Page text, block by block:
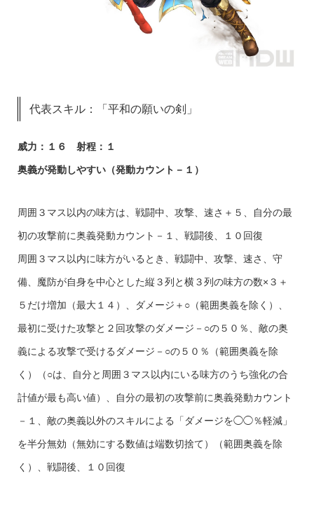
代表スキル：「平和の願いの剣」
威力：１６ 射程：１
奥義が発動しやすい（発動カウント－１）
周囲３マス以内の味方は、戦闘中、攻撃、速さ＋５、自分の最
初の攻撃前に奥義発動カウント－１、戦闘後、１０回復
周囲３マス以内に味方がいるとき、戦闘中、攻撃、速さ、守
備、魔防が自身を中心とした縦３列と横３列の味方の数×３＋
５だけ増加（最大１４）、ダメージ＋○（範囲奥義を除く）、
最初に受けた攻撃と２回攻撃のダメージ－○の５０％、敵の奥
義による攻撃で受けるダメージ－○の５０％（範囲奥義を除
く）（○は、自分と周囲３マス以内にいる味方のうち強化の合
計値が最も高い値）、自分の最初の攻撃前に奥義発動カウント
－１、敵の奥義以外のスキルによる「ダメージを◯◯％軽減」
を半分無効（無効にする数値は端数切捨て）（範囲奥義を除
く）、戦闘後、１０回復